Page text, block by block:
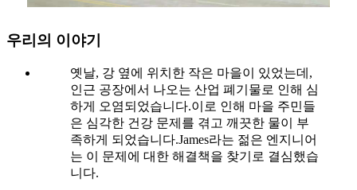
우리의 이야기
옛날, 강 옆에 위치한 작은 마을이 있었는데,
인근 공장에서 나오는 산업 폐기물로 인해 심
하게 오염되었습니다.이로 인해 마을 주민들
은 심각한 건강 문제를 겪고 깨끗한 물이 부
족하게 되었습니다.James라는 젊은 엔지니어
는 이 문제에 대한 해결책을 찾기로 결심했습
니다.